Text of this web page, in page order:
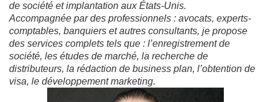
de société et implantation aux États-Unis.
Accompagnée par des professionnels : avocats, experts-
comptables, banquiers et autres consultants, je propose
des services complets tels que : l’enregistrement de
société, les études de marché, la recherche de
distributeurs, la rédaction de business plan, l’obtention de
visa, le développement marketing.